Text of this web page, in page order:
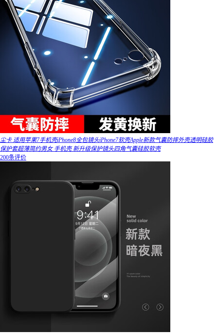
尘卡 适用苹果7手机壳iPhone8全包镜头iPhone7软壳Apple新款气囊防摔外壳透明硅胶
保护套超薄简约男女 手机壳 新升级保护镜头四角气囊硅胶软壳
200条评价